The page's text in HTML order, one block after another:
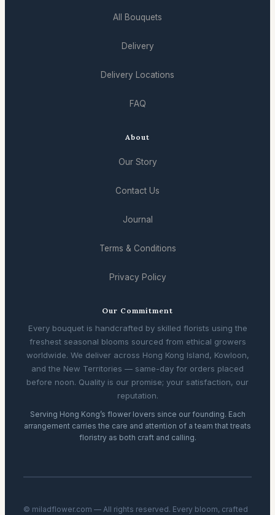
All Bouquets
Delivery
Delivery Locations
FAQ
About
Our Story
Contact Us
Journal
Terms & Conditions
Privacy Policy
Our Commitment
Every bouquet is handcrafted by skilled florists using the
freshest seasonal blooms sourced from ethical growers
worldwide. We deliver across Hong Kong Island, Kowloon,
and the New Territories — same-day for orders placed
before noon. Quality is our promise; your satisfaction, our
reputation.
Serving Hong Kong’s flower lovers since our founding. Each
arrangement carries the care and attention of a team that treats
floristry as both craft and calling.
© miladflower.com — All rights reserved. Every bloom, crafted